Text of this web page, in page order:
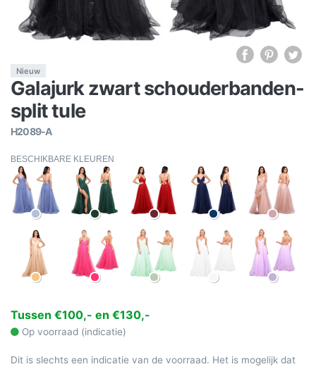
Nieuw
Galajurk zwart schouderbanden-
split tule
H2089-A
BESCHIKBARE KLEUREN
Tussen €100,- en €130,-
Op voorraad (indicatie)
Dit is slechts een indicatie van de voorraad. Het is mogelijk dat